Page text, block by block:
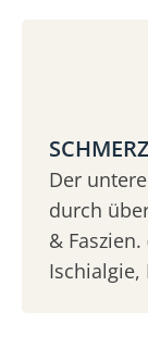
Der
durch
&
Ischialgie,